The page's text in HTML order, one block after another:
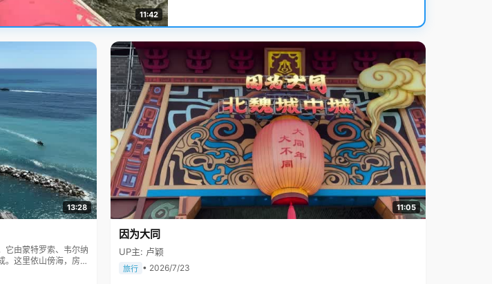
11:42
13:28
它由蒙特罗索、韦尔纳
。这里依山傍海，房屋
11:05
因为大同
UP主: 卢颖
旅行 • 2026/7/23